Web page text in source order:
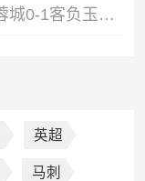
2026年08月08日 6轮不胜！蓉城0-1客负玉昆 奥斯卡制胜玉昆暂第三 蓉城全场1射正
英超
马刺